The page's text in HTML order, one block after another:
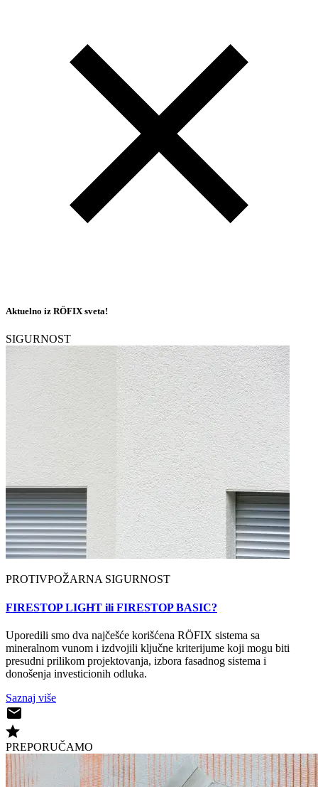
Aktuelno iz RÖFIX sveta!
SIGURNOST
PROTIVPOŽARNA SIGURNOST
FIRESTOP LIGHT ili FIRESTOP BASIC?
Uporedili smo dva najčešće korišćena RÖFIX sistema sa
mineralnom vunom i izdvojili ključne kriterijume koji mogu biti
presudni prilikom projektovanja, izbora fasadnog sistema i
donošenja investicionih odluka.
Saznaj više
PREPORUČAMO